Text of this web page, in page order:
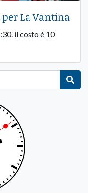
La Vantina
il costo è 10